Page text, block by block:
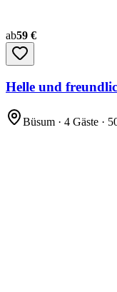
ab59 €
Helle und
Büsum · 4 Gäste ·